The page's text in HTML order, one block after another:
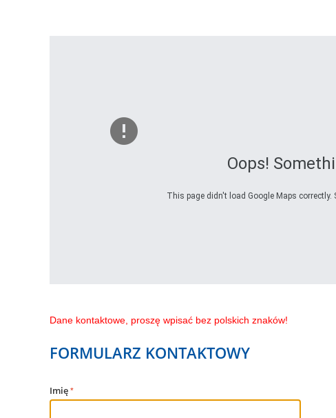
Oops!
This page didn't load Google Maps
Dane kontaktowe, proszę wpisać bez polskich znaków!
FORMULARZ KONTAKTOWY
Imię